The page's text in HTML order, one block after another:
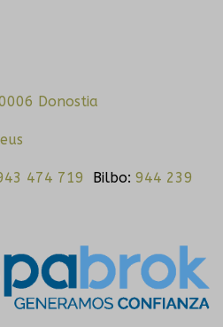
Donostia
474 719 Bilbo: 944 239